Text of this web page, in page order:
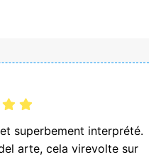
superbement interprété.
arte, cela virevolte sur